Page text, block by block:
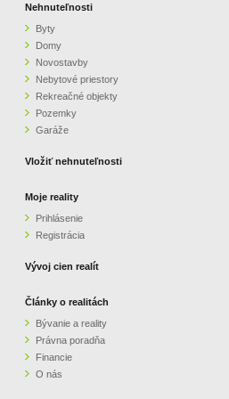
Nehnuteľnosti
Byty
Domy
Novostavby
Nebytové priestory
Rekreačné objekty
Pozemky
Garáže
Vložiť nehnuteľnosti
Moje reality
Prihlásenie
Registrácia
Vývoj cien realít
Články o realitách
Bývanie a reality
Právna poradňa
Financie
O nás